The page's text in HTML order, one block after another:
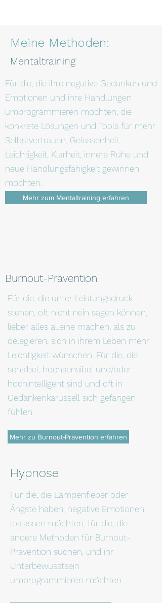
Meine Methoden:
Mentaltraining
Für die, die ihre negative Gedanken und
Emotionen und ihre Handlungen
umprogrammieren möchten, die
konkrete Lösungen und Tools für mehr
Selbstvertrauen, Gelassenheit,
Leichtigkeit, Klarheit, innere Ruhe und
neue Handlungsfähigkeit gewinnen
möchten.
Mehr zum Mentaltraining erfahren
Burnout-Prävention
Für die, die unter Leistungsdruck
stehen, oft nicht nein sagen können,
lieber alles alleine machen, als zu
delegieren, sich in ihrem Leben mehr
Leichtigkeit wünschen. Für die, die
sensibel, hochsensibel und/oder
hochintelligent sind und oft in
Gedankenkarussell sich gefangen
fühlen.
Mehr zu Burnout-Prävention erfahren
Hypnose
Für die, die Lampenfieber oder
Ängste haben, negative Emotionen
loslassen möchten, für die, die
andere Methoden für Burnout-
Prävention suchen. und ihr
Unterbewusstsein
umprogrammieren möchten.